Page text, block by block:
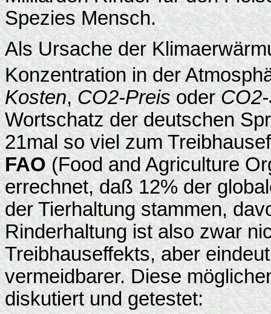
Spezies Mensch.
Als Ursache der
Konzentration in der
Kosten,CO2-Preisoder
Wortschatz der deutschen
21mal so viel zum
FAO(Food and Agriculture
errechnet, daß 12% der
der Tierhaltung stammen,
Rinderhaltung ist also zwar
Treibhauseffekts, aber
vermeidbarer. Diese
diskutiert und getestet: